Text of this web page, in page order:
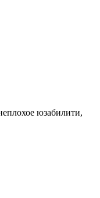
юзабилити,